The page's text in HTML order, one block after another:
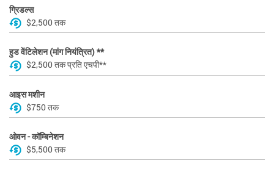
ग्रिडल्स
$2,500 तक
हुड वेंटिलेशन (मांग नियंत्रित) **
$2,500 तक प्रति एचपी**
आइस मशीन
$750 तक
ओवन - कॉम्बिनेशन
$5,500 तक